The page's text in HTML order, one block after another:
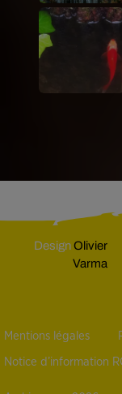
DesignOlivier
Varma
Mentions légales
Notice d’information